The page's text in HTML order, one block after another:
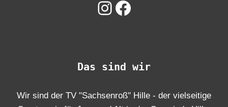
Instagram
Facebook
Das sind wir
Wir sind der TV "Sachsenroß" Hille - der vielseitige